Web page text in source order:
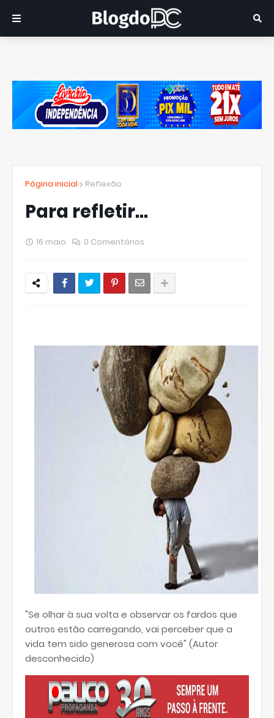
Página inicial Reflexão
Para refletir...
16 maio 0 Comentários
"Se olhar à sua volta e observar os fardos que
outros estão carregando, vai perceber que a
vida tem sido generosa com você" (Autor
desconhecido)